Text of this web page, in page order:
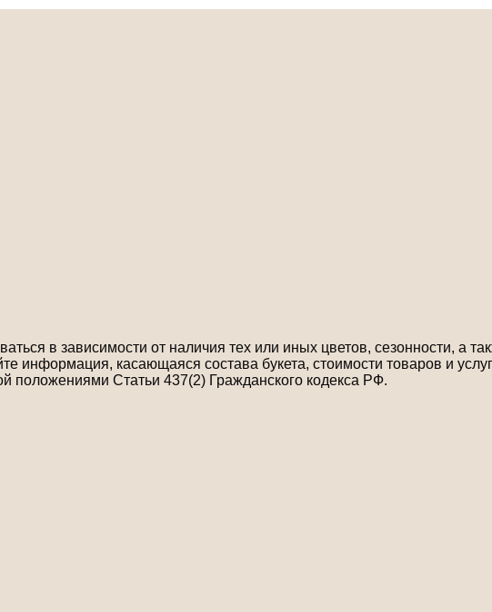
в зависимости от наличия тех или иных цветов, сезонности, а
информация, касающаяся состава букета, стоимости товаров и
положениями Статьи 437(2) Гражданского кодекса РФ.